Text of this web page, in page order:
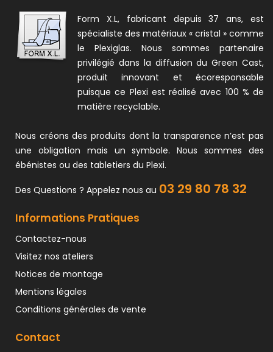
Form X.L, fabricant depuis 37 ans, est
spécialiste des matériaux « cristal » comme
le Plexiglas. Nous sommes partenaire
privilégié dans la diffusion du Green Cast,
produit innovant et écoresponsable
puisque ce Plexi est réalisé avec 100 % de
matière recyclable.
Nous créons des produits dont la transparence n’est pas
une obligation mais un symbole. Nous sommes des
ébénistes ou des tabletiers du Plexi.
Des Questions ? Appelez nous au 03 29 80 78 32
Informations Pratiques
Contactez-nous
Visitez nos ateliers
Notices de montage
Mentions légales
Conditions générales de vente
Contact